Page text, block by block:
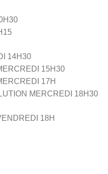
14H30
15H30
17H
MERCREDI 18H30
18H